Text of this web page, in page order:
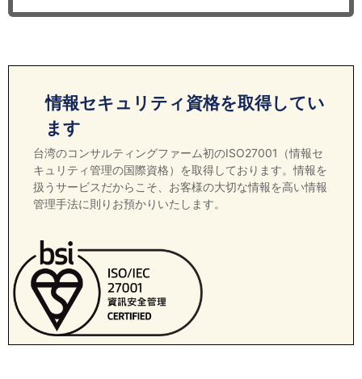
情報セキュリティ資格を取得してい
ます
台湾のコンサルティングファーム初のISO27001（情報セ
キュリティ管理の国際資格）を取得しております。情報を
扱うサービスだからこそ、お客様の大切な情報を高い情報
管理手法に則りお預かりいたします。